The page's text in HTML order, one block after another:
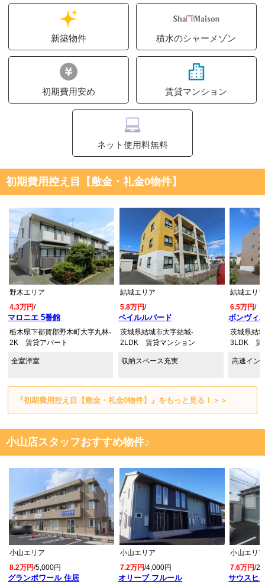
新築物件 積水のシャーメゾン
初期費用安め 賃貸マンション
ネット使用料無料
初期費用控え目【敷金・礼金0物件】
マロニエ 5番館
野木エリア
4.3万円/
栃木県下都賀郡野木町大字丸林-
2K 賃貸アパート
全室洋室
ペイルルバード
結城エリア
5.8万円/
茨城県結城市大字結城-
2LDK 賃貸マンション
収納スペース充実
ボンヴィ
結城エリ
6.5万円/
茨城県結
3LDK 賃
高速イン
『初期費用控え目【敷金・礼金0物件】』をもっと見る！＞＞
小山店スタッフおすすめ物件♪
グランポワール 住居
小山エリア
8.2万円/5,000円
オリーブ フルール
小山エリア
7.2万円/4,000円
サウスヒ
小山エリ
7.6万円/